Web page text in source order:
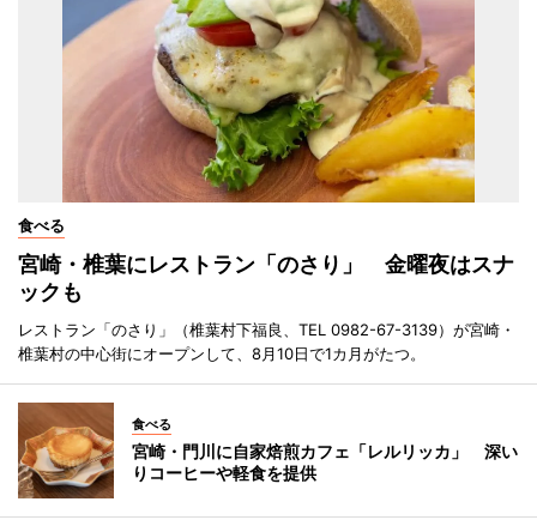
食べる
宮崎・椎葉にレストラン「のさり」 金曜夜はスナ
ックも
レストラン「のさり」（椎葉村下福良、TEL 0982-67-3139）が宮崎・
椎葉村の中心街にオープンして、8月10日で1カ月がたつ。
食べる
宮崎・門川に自家焙煎カフェ「レルリッカ」 深い
りコーヒーや軽食を提供